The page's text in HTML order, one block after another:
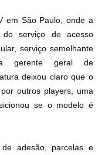
em São Paulo, onde a
do serviço de acesso
serviço semelhante
gerente geral de
deixou claro que o
outros players, uma
se o modelo é
adesão, parcelas e